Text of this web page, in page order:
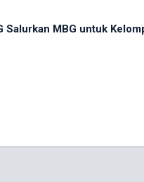
Salurkan MBG untuk